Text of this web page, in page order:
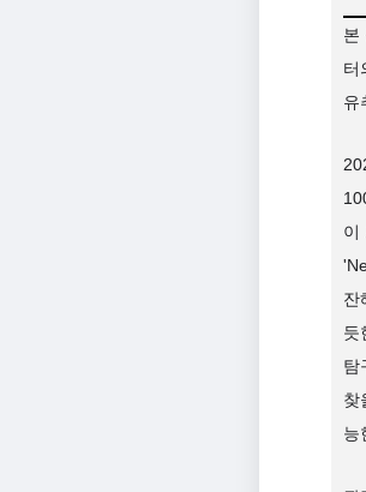
본
터
유
이
잔
듯
탐
찾
능